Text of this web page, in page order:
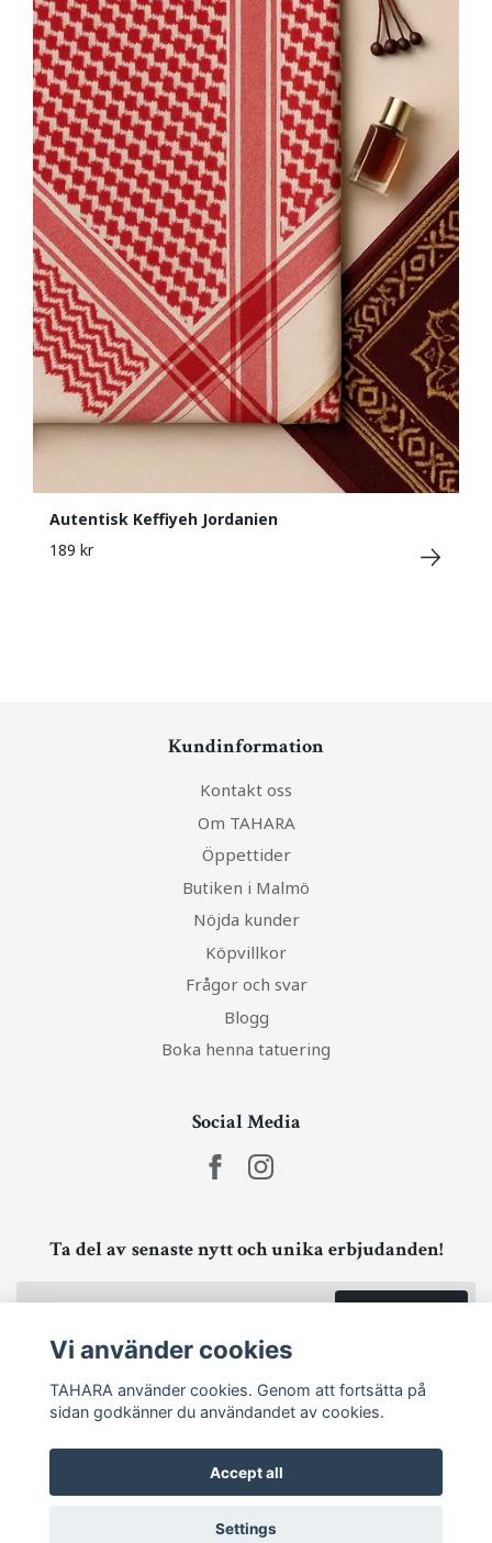
Autentisk Keffiyeh Jordanien
189 kr
Kundinformation
Kontakt oss
Om TAHARA
Öppettider
Butiken i Malmö
Nöjda kunder
Köpvillkor
Frågor och svar
Blogg
Boka henna tatuering
Social Media
Ta del av senaste nytt och unika erbjudanden!
Vi använder cookies
TAHARA använder cookies. Genom att fortsätta på
sidan godkänner du användandet av cookies.
Accept all
Settings